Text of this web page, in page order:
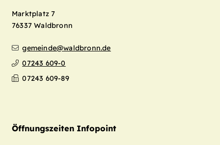
Marktplatz 7
76337 Waldbronn
gemeinde@waldbronn.de
07243 609-0
07243 609-89
Öffnungszeiten Infopoint